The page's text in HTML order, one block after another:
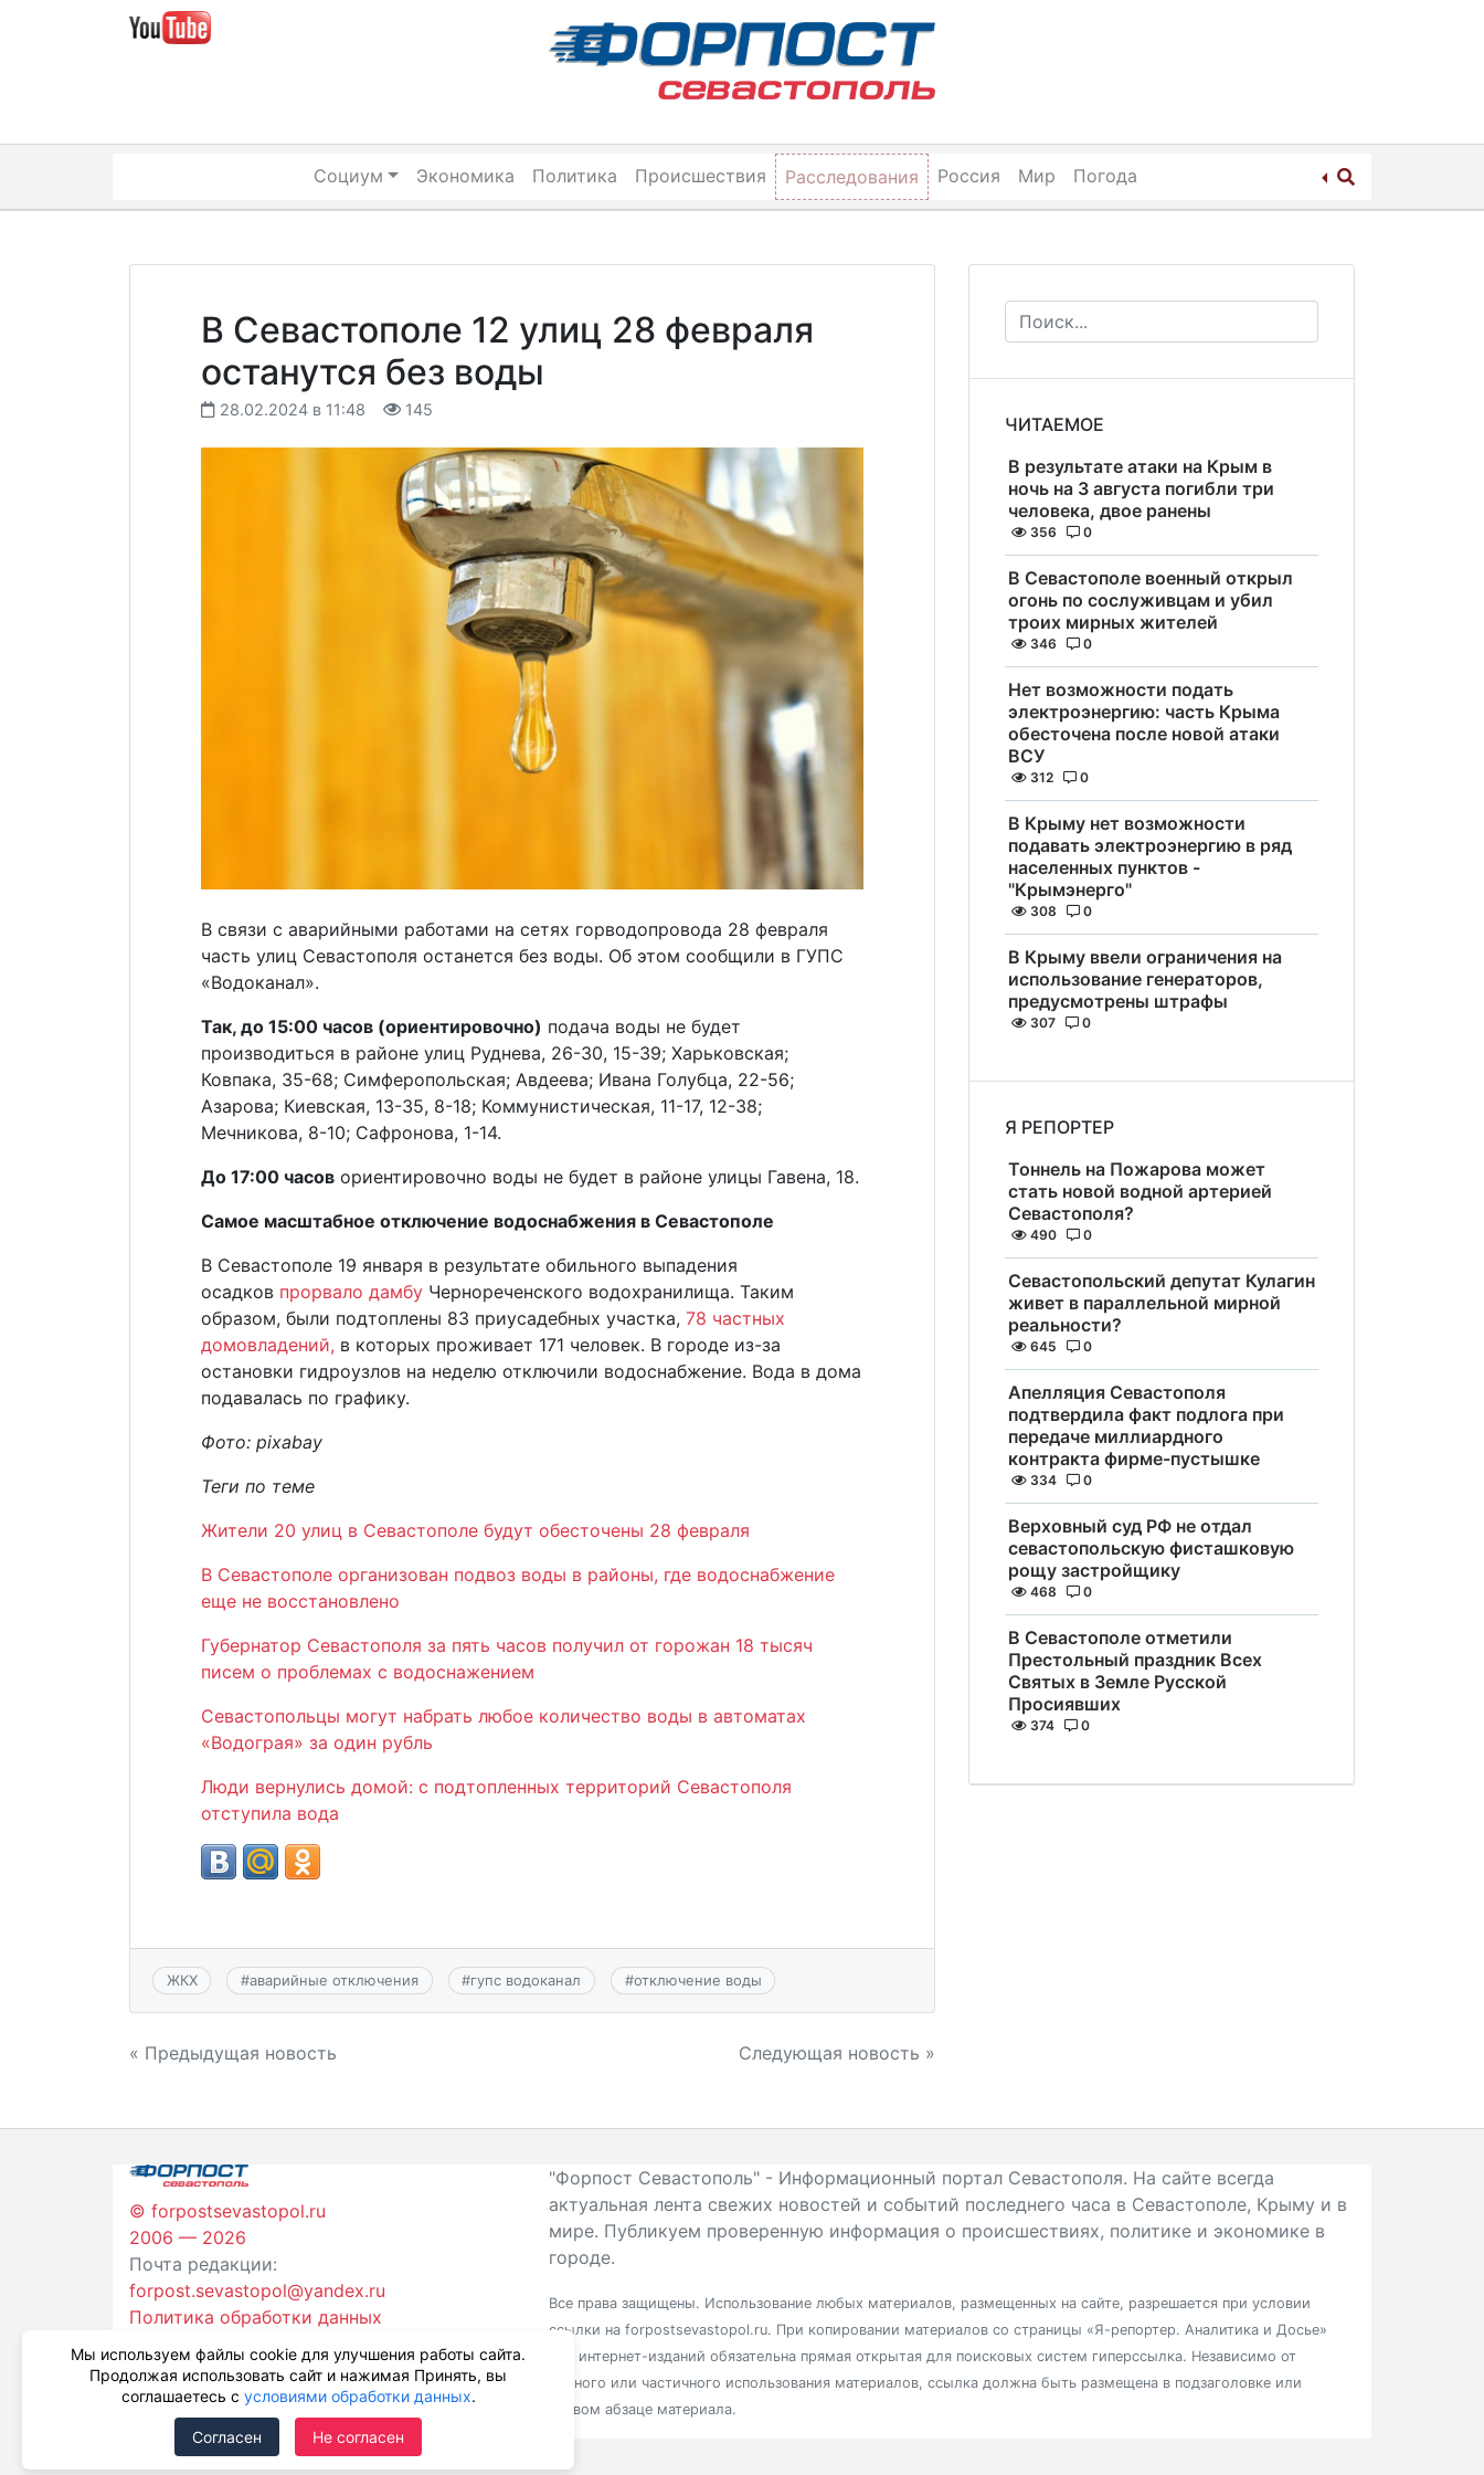
Социум Экономика Политика Происшествия Расследования Россия Мир Погода
В Севастополе 12 улиц 28 февраля
останутся без воды
28.02.2024 в 11:48 145
В связи с аварийными работами на сетях горводопровода 28 февраля
часть улиц Севастополя останется без воды. Об этом сообщили в ГУПС
«Водоканал».
Так, до 15:00 часов (ориентировочно) подача воды не будет
производиться в районе улиц Руднева, 26-30, 15-39; Харьковская;
Ковпака, 35-68; Симферопольская; Авдеева; Ивана Голубца, 22-56;
Азарова; Киевская, 13-35, 8-18; Коммунистическая, 11-17, 12-38;
Мечникова, 8-10; Сафронова, 1-14.
До 17:00 часов ориентировочно воды не будет в районе улицы Гавена, 18.
Самое масштабное отключение водоснабжения в Севастополе
В Севастополе 19 января в результате обильного выпадения
осадков прорвало дамбу Чернореченского водохранилища. Таким
образом, были подтоплены 83 приусадебных участка, 78 частных
домовладений, в которых проживает 171 человек. В городе из-за
остановки гидроузлов на неделю отключили водоснабжение. Вода в дома
подавалась по графику.
Фото: pixabay
Теги по теме
Жители 20 улиц в Севастополе будут обесточены 28 февраля
В Севастополе организован подвоз воды в районы, где водоснабжение
еще не восстановлено
Губернатор Севастополя за пять часов получил от горожан 18 тысяч
писем о проблемах с водоснажением
Севастопольцы могут набрать любое количество воды в автоматах
«Водограя» за один рубль
Люди вернулись домой: с подтопленных территорий Севастополя
отступила вода
ЖКХ #аварийные отключения #гупс водоканал #отключение воды
Навигация
записям
« Предыдущая новость Следующая новость »
ЧИТАЕМОЕ
В результате атаки на Крым в
ночь на 3 августа погибли три
человека, двое ранены
356 0
В Севастополе военный открыл
огонь по сослуживцам и убил
троих мирных жителей
346 0
Нет возможности подать
электроэнергию: часть Крыма
обесточена после новой атаки
ВСУ
312 0
В Крыму нет возможности
подавать электроэнергию в ряд
населенных пунктов -
"Крымэнерго"
308 0
В Крыму ввели ограничения на
использование генераторов,
предусмотрены штрафы
307 0
Я РЕПОРТЕР
Тоннель на Пожарова может
стать новой водной артерией
Севастополя?
490 0
Севастопольский депутат Кулагин
живет в параллельной мирной
реальности?
645 0
Апелляция Севастополя
подтвердила факт подлога при
передаче миллиардного
контракта фирме-пустышке
334 0
Верховный суд РФ не отдал
севастопольскую фисташковую
рощу застройщику
468 0
В Севастополе отметили
Престольный праздник Всех
Святых в Земле Русской
Просиявших
374 0
© forpostsevastopol.ru
2006 — 2026
Почта редакции:
forpost.sevastopol@yandex.ru
Политика обработки данных
"Форпост Севастополь" - Информационный портал Севастополя. На сайте всегда
актуальная лента свежих новостей и событий последнего часа в Севастополе, Крыму и в
мире. Публикуем проверенную информация о происшествиях, политике и экономике в
городе.
Все права защищены. Использование любых материалов, размещенных на сайте, разрешается при условии
ссылки на forpostsevastopol.ru. При копировании материалов со страницы «Я-репортер. Аналитика и Досье»
для интернет-изданий обязательна прямая открытая для поисковых систем гиперссылка. Независимо от
полного или частичного использования материалов, ссылка должна быть размещена в подзаголовке или
первом абзаце материала.
Мы используем файлы cookie для улучшения работы сайта.
Продолжая использовать сайт и нажимая Принять, вы
соглашаетесь с условиями обработки данных.
Согласен Не согласен